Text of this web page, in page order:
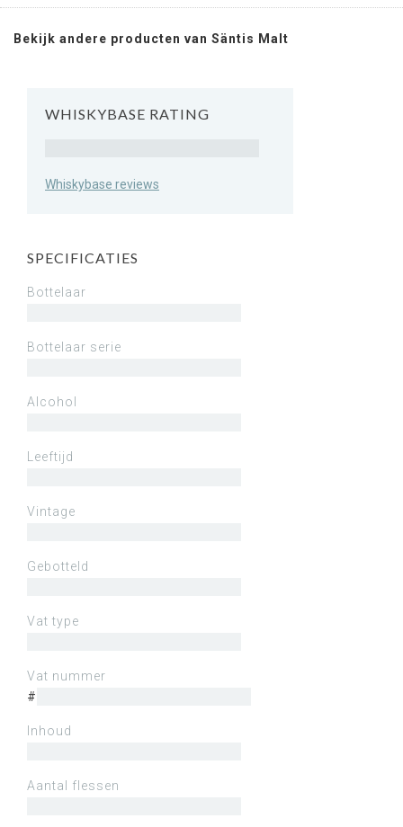
Bekijk andere producten van Säntis Malt
WHISKYBASE RATING
Whiskybase reviews
SPECIFICATIES
Bottelaar
Bottelaar serie
Alcohol
Leeftijd
Vintage
Gebotteld
Vat type
Vat nummer
#
Inhoud
Aantal flessen